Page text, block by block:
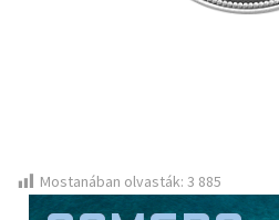
Mostanában olvasták: 3 885